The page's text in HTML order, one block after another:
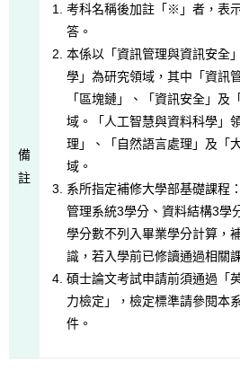
備
註
考科名稱後加註「※」者，表
答。
本係以「資訊管理與資訊安全
學」為研究領域，其中「資訊
「區塊鏈」、「資訊安全」及
域。「人工智慧與資料科學」
理」、「自然語言處理」及「
域。
系所指定補修大學部基礎課程
管理系統3學分、資料結構3學
學分數不列入畢業學分計算，
識，若入學前已修讀通過相關
碩士論文考試申請前須通過「
力檢定」，檢定標準請參閱本
件。